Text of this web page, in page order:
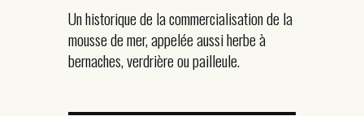
Un historique de la commercialisation de la
mousse de mer, appelée aussi herbe à
bernaches, verdrière ou pailleule.